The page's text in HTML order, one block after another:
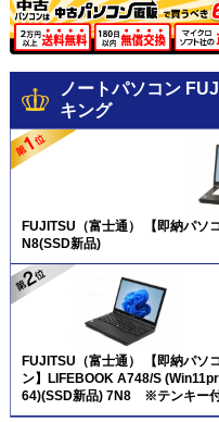
ノートパソコン
キング
FUJITSU（富士通） 【即納パソ
N8(SSD新品)
FUJITSU（富士通） 【即納パソ
ン】LIFEBOOK A748/S
64)(SSD新品) 7N8 ※テンキー